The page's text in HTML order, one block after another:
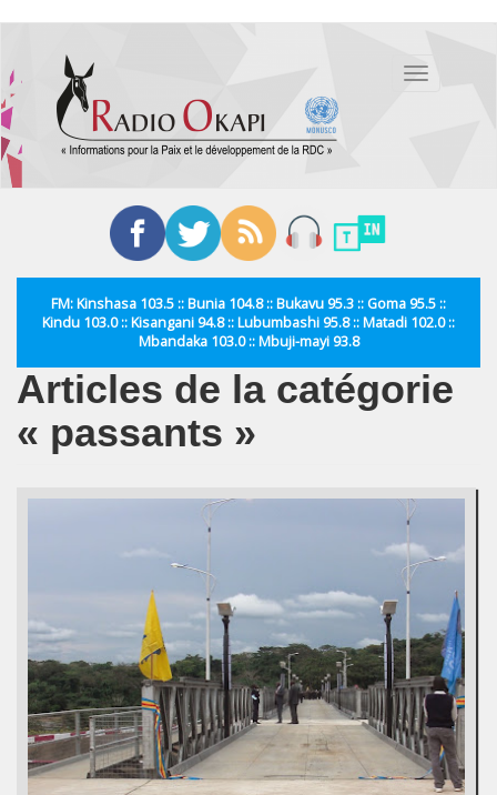
contenu
principal
Toggle
FM: Kinshasa 103.5 :: Bunia 104.8 :: Bukavu 95.3 :: Goma 95.5 ::
Kindu 103.0 :: Kisangani 94.8 :: Lubumbashi 95.8 :: Matadi 102.0 ::
Mbandaka 103.0 :: Mbuji-mayi 93.8
Articles de la catégorie
« passants »